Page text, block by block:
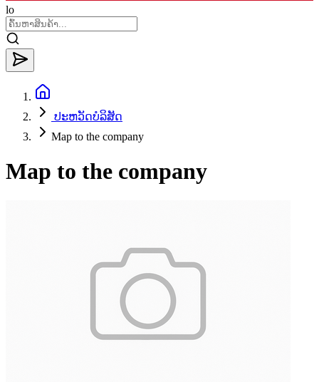
lo
ປະ​ຫວັດ​ບໍ​ລິ​ສັດ
Map to the company
Map to the company